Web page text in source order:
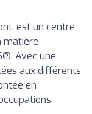
est un centre
matière
Avec une
aux différents
en